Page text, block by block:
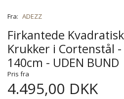
Fra: ADEZZ
Firkantede
Krukker i Cortenstål -
140cm - UDEN BUND
Pris fra
4.495,00 DKK